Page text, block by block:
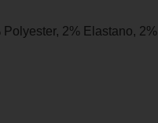
2% Elastano, 2%